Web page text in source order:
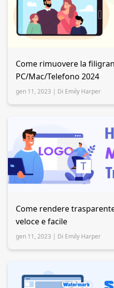
Come rimuovere la
PC/Mac/Telefono 2024
gen 11, 2023 | Di Emily Harper
Come rendere
veloce e facile
gen 11, 2023 | Di Emily Harper